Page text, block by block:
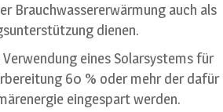
Brauchwassererwärmung auch als
dienen.
eines Solarsystems für
60 % oder mehr der dafür
eingespart werden.